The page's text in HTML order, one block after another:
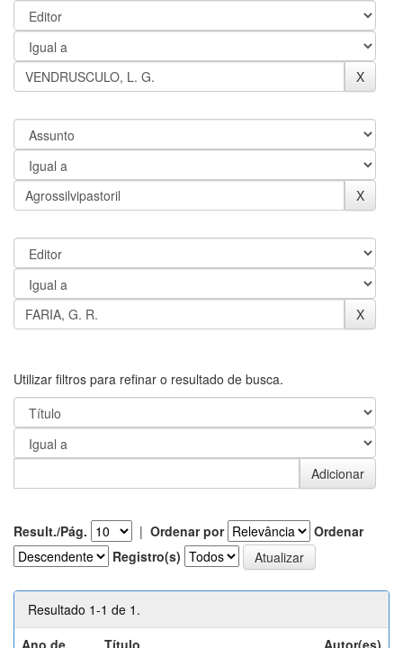
Utilizar filtros para refinar o resultado de busca.
Result./Pág. | Ordenar por
Ordenar
Registro(s)
Resultado 1-1 de 1.
Ano de
Título Autor(es)